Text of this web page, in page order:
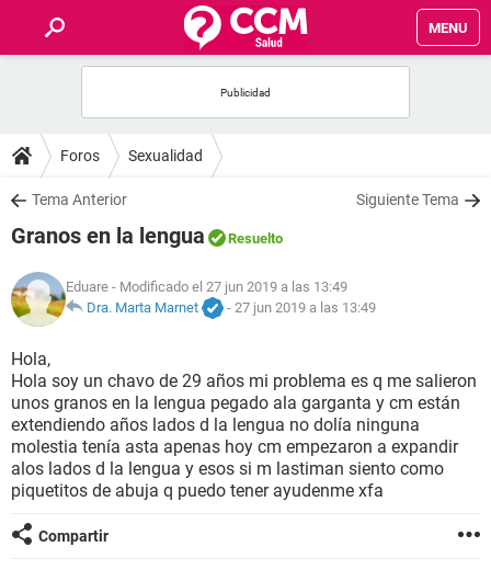
MENU
FOROS
SALUD
NUTRICIÓN
BIENESTAR
SEXUALIDAD
GLOSARIO
Foros Sexualidad
Tema Anterior Siguiente Tema
Granos en la lengua Resuelto
Eduare - Modificado el 27 jun 2019 a las 13:49
Dra. Marta Marnet
- 27 jun 2019 a las 13:49
Hola,
Hola soy un chavo de 29 años mi problema es q me salieron
unos granos en la lengua pegado ala garganta y cm están
extendiendo años lados d la lengua no dolía ninguna
molestia tenía asta apenas hoy cm empezaron a expandir
alos lados d la lengua y esos si m lastiman siento como
piquetitos de abuja q puedo tener ayudenme xfa
Compartir